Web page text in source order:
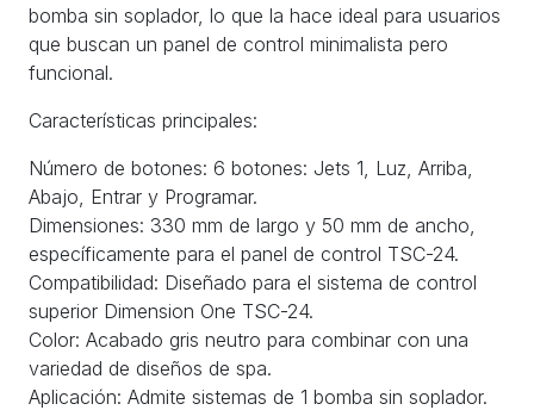
bomba sin soplador, lo que la hace ideal para usuarios
que buscan un panel de control minimalista pero
funcional.
Características principales:
Número de botones: 6 botones: Jets 1, Luz, Arriba,
Abajo, Entrar y Programar.
Dimensiones: 330 mm de largo y 50 mm de ancho,
específicamente para el panel de control TSC-24.
Compatibilidad: Diseñado para el sistema de control
superior Dimension One TSC-24.
Color: Acabado gris neutro para combinar con una
variedad de diseños de spa.
Aplicación: Admite sistemas de 1 bomba sin soplador.